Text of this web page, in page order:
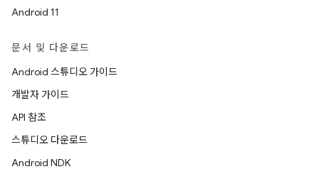
Android 11
문서 및 다운로드
Android 스튜디오 가이드
개발자 가이드
API 참조
스튜디오 다운로드
Android NDK